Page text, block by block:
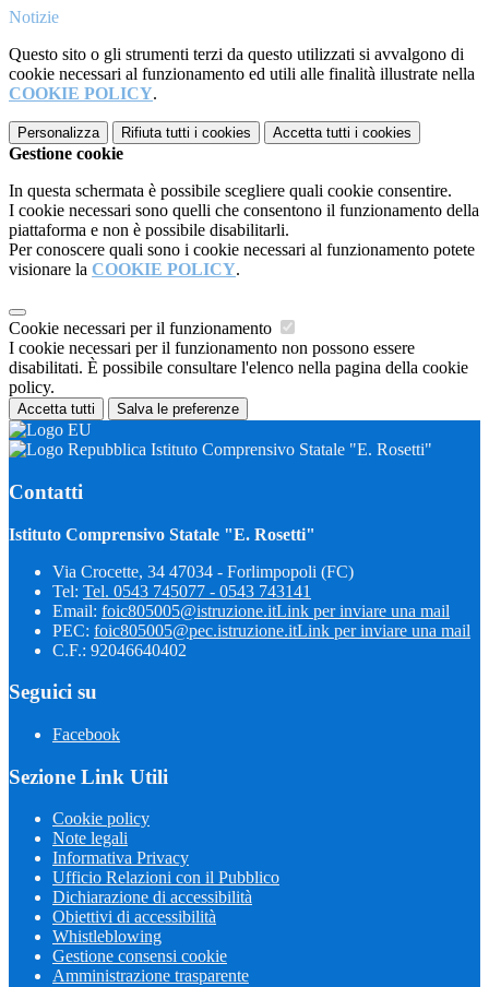
Notizie
Questo sito o gli strumenti terzi da questo utilizzati si avvalgono di
cookie necessari al funzionamento ed utili alle finalità illustrate nella
COOKIE POLICY.
Personalizza Rifiuta tutti i cookies Accetta tutti i cookies
Gestione cookie
In questa schermata è possibile scegliere quali cookie consentire.
I cookie necessari sono quelli che consentono il funzionamento della
piattaforma e non è possibile disabilitarli.
Per conoscere quali sono i cookie necessari al funzionamento potete
visionare la COOKIE POLICY.
Cookie necessari per il funzionamento
I cookie necessari per il funzionamento non possono essere
disabilitati. È possibile consultare l'elenco nella pagina della cookie
policy.
Accetta tutti Salva le preferenze
Istituto Comprensivo Statale "E. Rosetti"
Contatti
Istituto Comprensivo Statale "E. Rosetti"
Via Crocette, 34 47034 - Forlimpopoli (FC)
Tel: Tel. 0543 745077 - 0543 743141
Email: foic805005@istruzione.itLink per inviare una mail
PEC: foic805005@pec.istruzione.itLink per inviare una mail
C.F.: 92046640402
Seguici su
Facebook
Sezione Link Utili
Cookie policy
Note legali
Informativa Privacy
Ufficio Relazioni con il Pubblico
Dichiarazione di accessibilità
Obiettivi di accessibilità
Whistleblowing
Gestione consensi cookie
Amministrazione trasparente